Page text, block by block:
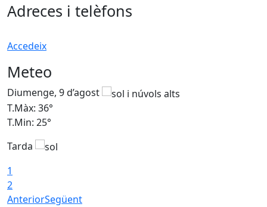
Adreces i telèfons
Accedeix
Meteo
Diumenge, 9 d’agost
T.Màx: 36°
T.Min: 25°
Tarda
1
2
AnteriorSegüent